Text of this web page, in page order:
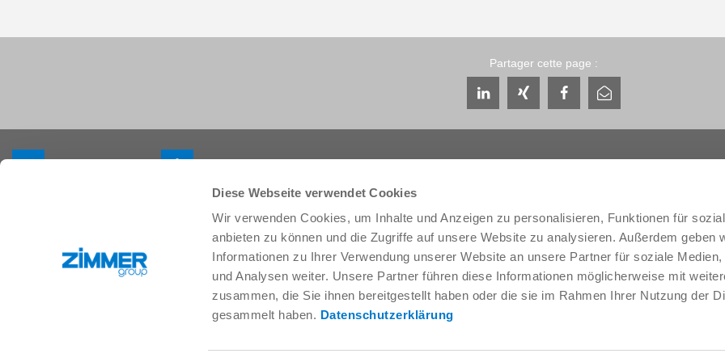
Diese Webseite verwendet Cookies
Wir verwenden Cookies, um Inhalte und Anzeigen zu personalisieren, Funktionen für
anbieten zu können und die Zugriffe auf unsere Website zu analysieren. Außerdem geben
Informationen zu Ihrer Verwendung unserer Website an unsere Partner für soziale Medien,
und Analysen weiter. Unsere Partner führen diese Informationen möglicherweise mit
zusammen, die Sie ihnen bereitgestellt haben oder die sie im Rahmen Ihrer Nutzung der
gesammelt haben. Datenschutzerklärung
Partager cette page :
Construction de machineset
Nouveautés
Solutions système
Technique des procédés
SOFT CLOSE
Interlocuteurs
Service
données
THE KNOW-HOW
Salons et événements
Zimmer Group